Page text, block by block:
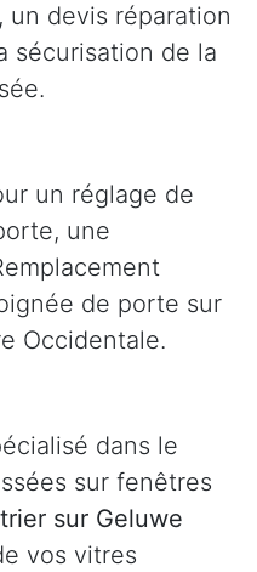
devis réparation
sécurisation de la
un réglage de
une
de porte sur
Occidentale.
dans le
sur fenêtres
sur Geluwe
vos vitres